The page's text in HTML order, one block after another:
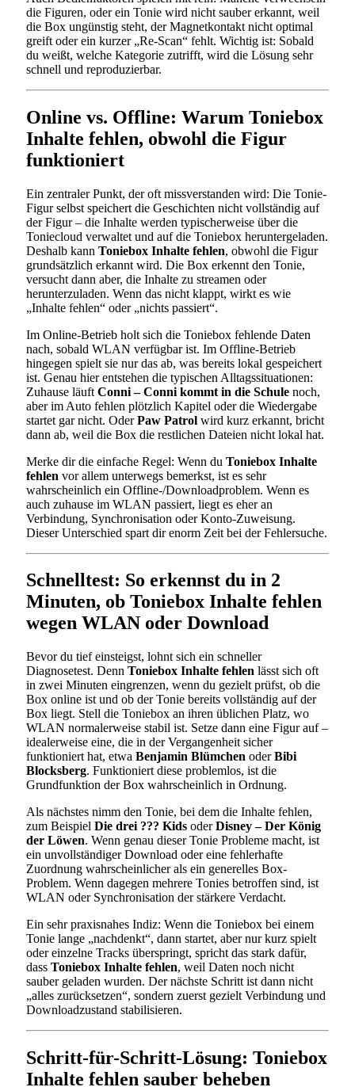
die Figuren, oder ein Tonie wird nicht sauber erkannt, weil
die Box ungünstig steht, der Magnetkontakt nicht optimal
greift oder ein kurzer „Re-Scan“ fehlt. Wichtig ist: Sobald
du weißt, welche Kategorie zutrifft, wird die Lösung sehr
schnell und reproduzierbar.
Online vs. Offline: Warum Toniebox
Inhalte fehlen, obwohl die Figur
funktioniert
Ein zentraler Punkt, der oft missverstanden wird: Die Tonie-
Figur selbst speichert die Geschichten nicht vollständig auf
der Figur – die Inhalte werden typischerweise über die
Toniecloud verwaltet und auf die Toniebox heruntergeladen.
Deshalb kann Toniebox Inhalte fehlen, obwohl die Figur
grundsätzlich erkannt wird. Die Box erkennt den Tonie,
versucht dann aber, die Inhalte zu streamen oder
herunterzuladen. Wenn das nicht klappt, wirkt es wie
„Inhalte fehlen“ oder „nichts passiert“.
Im Online-Betrieb holt sich die Toniebox fehlende Daten
nach, sobald WLAN verfügbar ist. Im Offline-Betrieb
hingegen spielt sie nur das ab, was bereits lokal gespeichert
ist. Genau hier entstehen die typischen Alltagssituationen:
Zuhause läuft Conni – Conni kommt in die Schule noch,
aber im Auto fehlen plötzlich Kapitel oder die Wiedergabe
startet gar nicht. OderPaw Patrol wird kurz erkannt, bricht
dann ab, weil die Box die restlichen Dateien nicht lokal hat.
Merke dir die einfache Regel: Wenn du Toniebox Inhalte
fehlen vor allem unterwegs bemerkst, ist es sehr
wahrscheinlich ein Offline-/Downloadproblem. Wenn es
auch zuhause im WLAN passiert, liegt es eher an
Verbindung, Synchronisation oder Konto-Zuweisung.
Dieser Unterschied spart dir enorm Zeit bei der Fehlersuche.
Schnelltest: So erkennst du in 2
Minuten, ob Toniebox Inhalte fehlen
wegen WLAN oder Download
Bevor du tief einsteigst, lohnt sich ein schneller
Diagnosetest. Denn Toniebox Inhalte fehlen lässt sich oft
in zwei Minuten eingrenzen, wenn du gezielt prüfst, ob die
Box online ist und ob der Tonie bereits vollständig auf der
Box liegt. Stell die Toniebox an ihren üblichen Platz, wo
WLAN normalerweise stabil ist. Setze dann eine Figur auf –
idealerweise eine, die in der Vergangenheit sicher
funktioniert hat, etwa Benjamin Blümchen oderBibi
Blocksberg. Funktioniert diese problemlos, ist die
Grundfunktion der Box wahrscheinlich in Ordnung.
Als nächstes nimm den Tonie, bei dem die Inhalte fehlen,
zum Beispiel Die drei ??? Kids oderDisney – Der König
der Löwen. Wenn genau dieser Tonie Probleme macht, ist
ein unvollständiger Download oder eine fehlerhafte
Zuordnung wahrscheinlicher als ein generelles Box-
Problem. Wenn dagegen mehrere Tonies betroffen sind, ist
WLAN oder Synchronisation der stärkere Verdacht.
Ein sehr praxisnahes Indiz: Wenn die Toniebox bei einem
Tonie lange „nachdenkt“, dann startet, aber nur kurz spielt
oder einzelne Tracks überspringt, spricht das stark dafür,
dass Toniebox Inhalte fehlen, weil Daten noch nicht
sauber geladen wurden. Der nächste Schritt ist dann nicht
„alles zurücksetzen“, sondern zuerst gezielt Verbindung und
Downloadzustand stabilisieren.
Schritt-für-Schritt-Lösung: Toniebox
Inhalte fehlen sauber beheben